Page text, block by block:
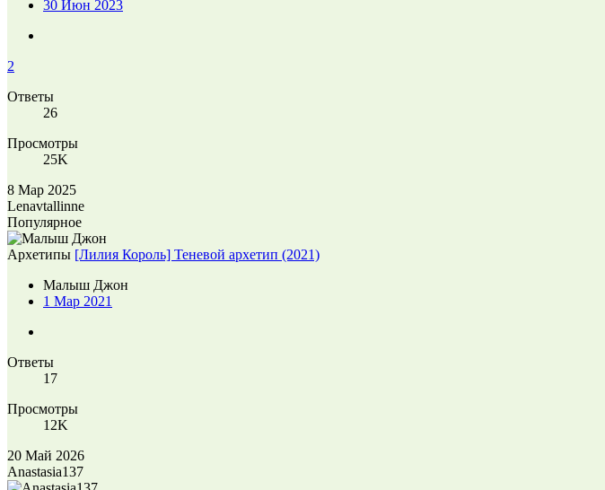
30 Июн 2023
2
Ответы
26
Просмотры
25K
8 Мар 2025
Lenavtallinne
Популярное
Архетипы [Лилия Король] Теневой архетип (2021)
Малыш Джон
1 Мар 2021
Ответы
17
Просмотры
12K
20 Май 2026
Anastasia137